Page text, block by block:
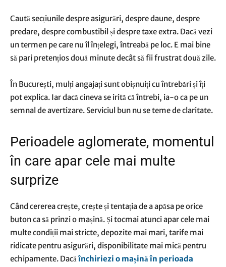
Caută secțiunile despre asigurări, despre daune, despre
predare, despre combustibil și despre taxe extra. Dacă vezi
un termen pe care nu îl înțelegi, întreabă pe loc. E mai bine
să pari pretențios două minute decât să fii frustrat două zile.
În București, mulți angajați sunt obișnuiți cu întrebări și îți
pot explica. Iar dacă cineva se irită că întrebi, ia-o ca pe un
semnal de avertizare. Serviciul bun nu se teme de claritate.
Perioadele aglomerate, momentul
în care apar cele mai multe
surprize
Când cererea crește, crește și tentația de a apăsa pe orice
buton ca să prinzi o mașină. Și tocmai atunci apar cele mai
multe condiții mai stricte, depozite mai mari, tarife mai
ridicate pentru asigurări, disponibilitate mai mică pentru
echipamente. Dacăînchiriezi o mașină în perioada